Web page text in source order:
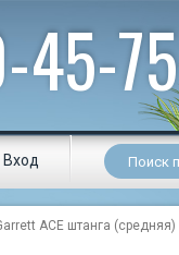
75
Вход
ACE штанга (средняя)